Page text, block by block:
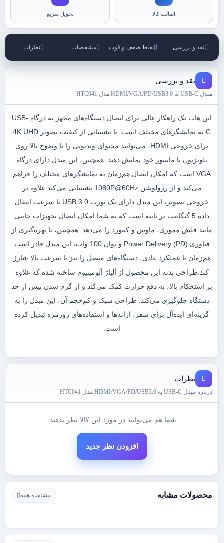
اصالت کالا تحویل سریع
نقد و بررسی نقاط ضعف و قوت مشخصات نظرات
نقد و بررسی
مبدل USB-C به HDMI/VGA/PD/USB3.0 مدل HTC041
این هاب یک راهکار عالی برای اتصال دستگاه‌های مجهز به درگاه USB-
C به نمایشگرهای مختلف است. با پشتیبانی از کیفیت تصویر 4K UHD
برای خروجی HDMI، می‌توانید محتوای ویدیویی را با وضوح بالا روی
تلویزیون یا مانیتور خود نمایش دهید. همچنین، این مبدل دارای درگاه
VGA است که امکان اتصال هم‌زمان به نمایشگرهای مختلف را فراهم
می‌کند و از رزولوشن 1080P@60Hz پشتیبانی می‌کند.علاوه بر
خروجی تصویر، این مبدل دارای یک پورت USB 3.0 با سرعت انتقال
داده 5 گیگابیت بر ثانیه است که به شما امکان اتصال تجهیزات جانبی
مانند فلش مموری، ماوس و کیبورد را می‌دهد. همچنین، با بهره‌گیری از
فناوری Power Delivery (PD) و توان 100 وات، این مبدل قادر است
هم‌زمان با عملکرد عادی، دستگاه‌های متصل را نیز با سرعت بالا شارژ
کند.طراحی بدنه این محصول از آلیاژ آلومینیوم ساخته شده که علاوه
بر استحکام بالا، به دفع حرارت کمک می‌کند و از گرم شدن بیش از حد
دستگاه جلوگیری می‌کند. طراحی سبک و کم‌حجم آن، این مبدل را به
گزینه‌ای ایده‌آل برای سفر، ارائه‌ها و استفاده‌های روزمره تبدیل کرده
است.
نظرات
درباره مبدل USB-C به HDMI/VGA/PD/USB3.0 مدل HTC041
شما هم می‌توانید در مورد این کالا نظر بدهید.
افزودن نظر جدید
محصولات مشابه مشاهده همه